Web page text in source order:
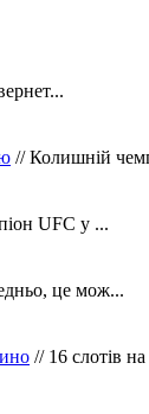
// Колишній
UFC у ...
це мож...
// 16 слотів